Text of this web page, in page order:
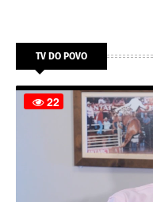
TV DO POVO